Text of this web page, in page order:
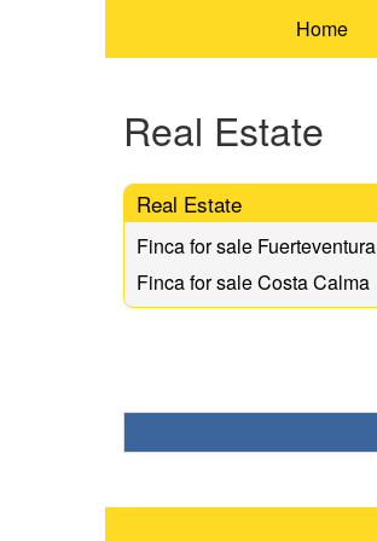
Home
Real Estate
Real Estate
Finca for sale Fuerteventura
Finca for sale Costa Calma